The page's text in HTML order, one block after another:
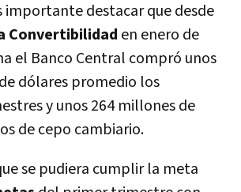
importante destacar que desde
Convertibilidad en enero de
el Banco Central compró unos
dólares promedio los
y unos 264 millones de
de cepo cambiario.
se pudiera cumplir la meta